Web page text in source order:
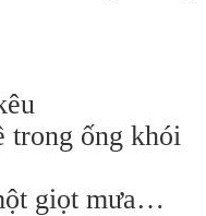
trong ống khói
giọt mưa…